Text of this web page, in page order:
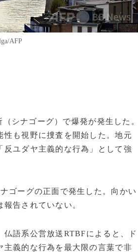
AFP
シナゴーグ）で爆発が発生した。
も視野に捜査を開始した。地元
ユダヤ主義的な行為」として強
ゴーグの正面で発生した。向かい
告されていない。
語系公営放送RTBFによると、ド
主義的な行為を最大限の言葉で非